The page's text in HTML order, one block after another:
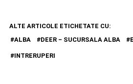
ALTE ARTICOLE ETICHETATE CU:
ALBA
DEER – SUCURSALA ALBA
INTRERUPERI